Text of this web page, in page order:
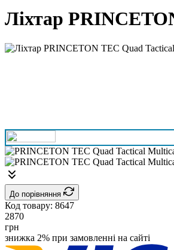
Ліхтар
До порівняння
Код товару: 8647
2870
грн
знижка 2% при замовленні на сайті